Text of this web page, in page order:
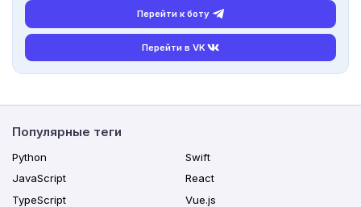
Перейти к боту
Перейти в VK
Популярные теги
Python
JavaScript
TypeScript
Swift
React
Vue.js